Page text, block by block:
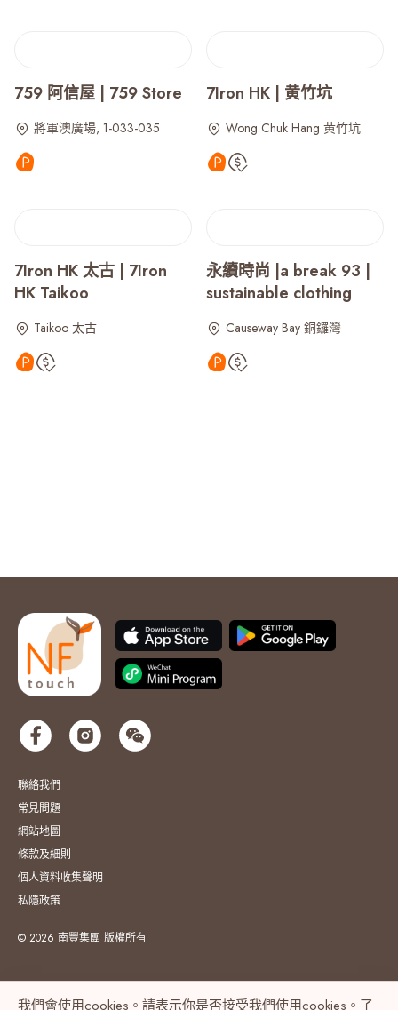
759 阿信屋 | 759 Store
將軍澳廣場, 1-033-035
7Iron HK | 黄竹坑
Wong Chuk Hang 黄竹坑
7Iron HK 太古 | 7Iron
HK Taikoo
Taikoo 太古
永續時尚 |a break 93 |
sustainable clothing
Causeway Bay 銅鑼灣
聯絡我們
常見問題
網站地圖
條款及細則
個人資料收集聲明
私隱政策
© 2026 南豐集團 版權所有
我們會使用cookies。請表示你是否接受我們使用cookies。了